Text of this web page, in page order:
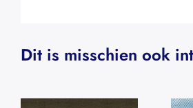
Dit is misschien ook